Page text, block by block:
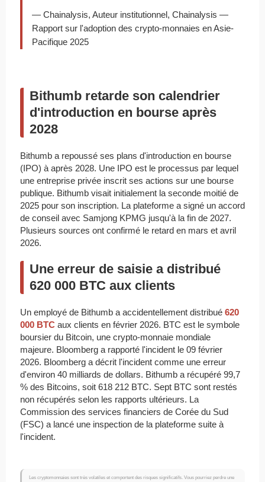
— Chainalysis, Auteur institutionnel, Chainalysis —
Rapport sur l'adoption des crypto-monnaies en Asie-
Pacifique 2025
Bithumb retarde son calendrier
d'introduction en bourse après
2028
Bithumb a repoussé ses plans d'introduction en bourse
(IPO) à après 2028. Une IPO est le processus par lequel
une entreprise privée inscrit ses actions sur une bourse
publique. Bithumb visait initialement la seconde moitié de
2025 pour son inscription. La plateforme a signé un accord
de conseil avec Samjong KPMG jusqu'à la fin de 2027.
Plusieurs sources ont confirmé le retard en mars et avril
2026.
Une erreur de saisie a distribué
620 000 BTC aux clients
Un employé de Bithumb a accidentellement distribué 620
000 BTC aux clients en février 2026. BTC est le symbole
boursier du Bitcoin, une crypto-monnaie mondiale
majeure. Bloomberg a rapporté l'incident le 09 février
2026. Bloomberg a décrit l'incident comme une erreur
d'environ 40 milliards de dollars. Bithumb a récupéré 99,7
% des Bitcoins, soit 618 212 BTC. Sept BTC sont restés
non récupérés selon les rapports ultérieurs. La
Commission des services financiers de Corée du Sud
(FSC) a lancé une inspection de la plateforme suite à
l'incident.
Les cryptomonnaies sont très volatiles et comportent des risques significatifs. Vous pourriez perdre une